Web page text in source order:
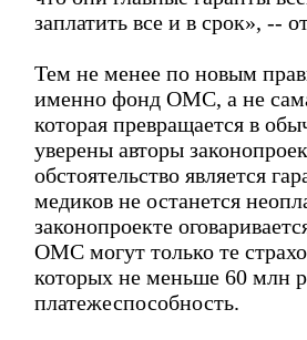
заплатить все и в срок», --
Тем не менее по новым
именно фонд ОМС, а не
которая превращается в
уверены авторы
обстоятельство является
медиков не останется
законопроекте
ОМС могут только те
которых не меньше 60 млн
платежеспособность.